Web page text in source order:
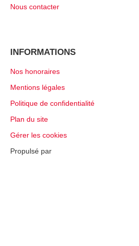
Nous contacter
INFORMATIONS
Nos honoraires
Mentions légales
Politique de confidentialité
Plan du site
Gérer les cookies
Propulsé par